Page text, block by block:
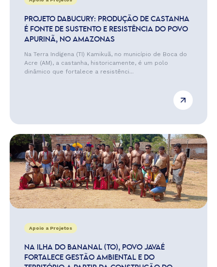
PROJETO DABUCURY: PRODUÇÃO DE CASTANHA
É FONTE DE SUSTENTO E RESISTÊNCIA DO POVO
APURINÃ, NO AMAZONAS
Na Terra Indígena (TI) Kamikuã, no município de Boca do
Acre (AM), a castanha, historicamente, é um polo
dinâmico que fortalece a resistênci...
Apoio a Projetos
NA ILHA DO BANANAL (TO), POVO JAVAÉ
FORTALECE GESTÃO AMBIENTAL E DO